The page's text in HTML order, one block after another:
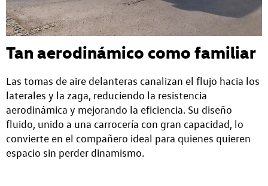
Tan aerodinámico como familiar
Las tomas de aire delanteras canalizan el flujo hacia los
laterales y la zaga, reduciendo la resistencia
aerodinámica y mejorando la eficiencia. Su diseño
fluido, unido a una carrocería con gran capacidad, lo
convierte en el compañero ideal para quienes quieren
espacio sin perder dinamismo.